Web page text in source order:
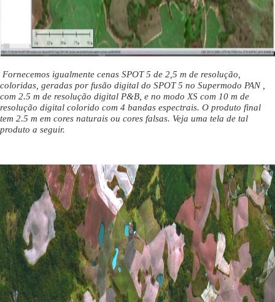
Fornecemos igualmente cenas SPOT 5 de 2,5 m de resolução,
coloridas, geradas por fusão digital do SPOT 5 no Supermodo PAN ,
com 2.5 m de resolução digital P&B, e no modo XS com 10 m de
resolução digital colorido com 4 bandas espectrais. O produto final
tem 2.5 m em cores naturais ou cores falsas. Veja uma tela de tal
produto a seguir.